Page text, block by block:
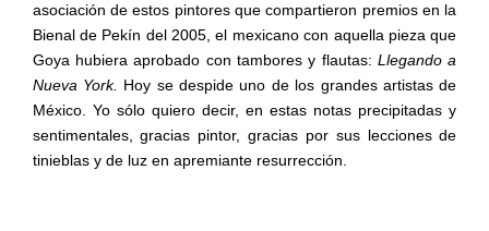
asociación de estos pintores que compartieron premios en la
Bienal de Pekín del 2005, el mexicano con aquella pieza que
Goya hubiera aprobado con tambores y flautas:Llegando a
Nueva York. Hoy se despide uno de los grandes artistas de
México. Yo sólo quiero decir, en estas notas precipitadas y
sentimentales, gracias pintor, gracias por sus lecciones de
tinieblas y de luz en apremiante resurrección.